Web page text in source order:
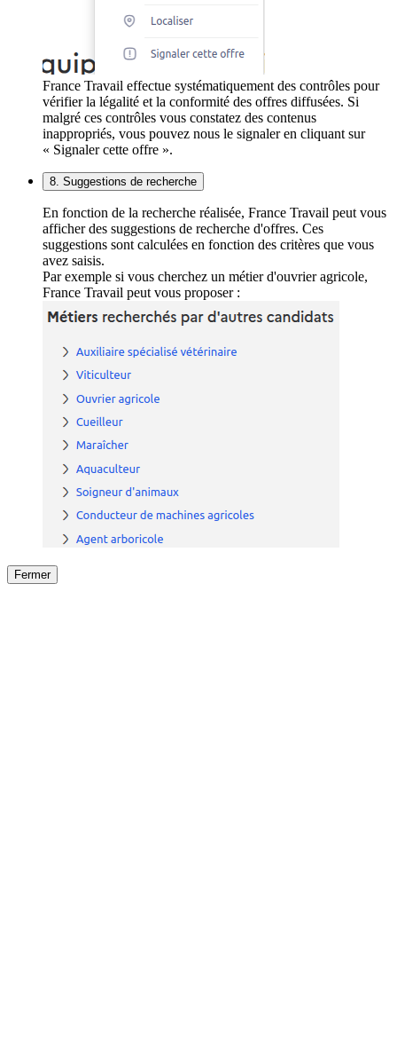
France Travail effectue systématiquement des contrôles pour
vérifier la légalité et la conformité des offres diffusées. Si
malgré ces contrôles vous constatez des contenus
inappropriés, vous pouvez nous le signaler en cliquant sur
« Signaler cette offre ».
8. Suggestions de recherche
En fonction de la recherche réalisée, France Travail peut vous
afficher des suggestions de recherche d'offres. Ces
suggestions sont calculées en fonction des critères que vous
avez saisis.
Par exemple si vous cherchez un métier d'ouvrier agricole,
France Travail peut vous proposer :
Fermer